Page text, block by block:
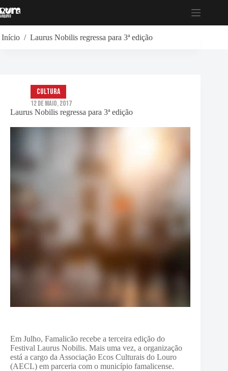
para
Início / Laurus Nobilis regressa para 3ª edição
Laurus Nobilis regressa para 3ª edição
Cultura
12 de Maio, 2017
Em Julho, Famalicão recebe a terceira edição do
Festival Laurus Nobilis. Mais uma vez, a organização
está a cargo da Associação Ecos Culturais do Louro
(AECL) em parceria com o município famalicense.